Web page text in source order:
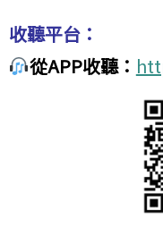
收聽平台：
從APP收聽：